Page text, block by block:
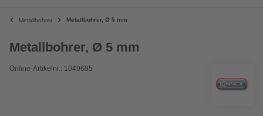
Metallbohrer Metallbohrer, Ø 5 mm
Metallbohrer, Ø 5 mm
Online-Artikelnr.: 1049685